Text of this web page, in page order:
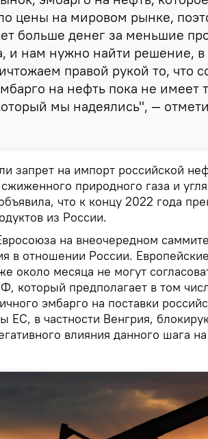
цены на мировом рынке,
больше денег за меньшие
и нам нужно найти решение, в
правой рукой то, что
на нефть пока не имеет
мы надеялись", —
запрет на импорт российской
природного газа и
что к концу 2022 года
из России.
на внеочередном
в отношении России.
около месяца не могут
который предполагает в том
эмбарго на поставки
ЕС, в частности Венгрия,
влияния данного шага